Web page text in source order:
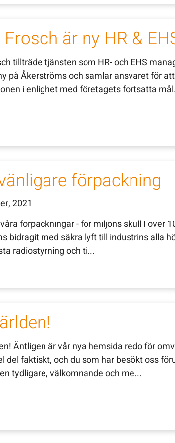
är ny HR &
tillträde tjänsten som HR- och EHS
på Åkerströms och samlar ansvaret för
i enlighet med företagets fortsatta
förpackning
2021
förpackningar - för miljöns skull I över
bidragit med säkra lyft till industrins alla
radiostyrning och ti...
Äntligen är vår nya hemsida redo för
del faktiskt, och du som har besökt oss
tydligare, välkomnande och me...